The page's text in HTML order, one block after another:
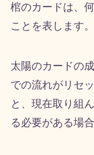
棺のカードは、
ことを表します。
太陽のカードの
での流れがリセ
と、現在取り組
る必要がある場